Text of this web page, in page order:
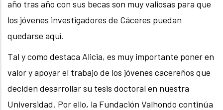
año tras año con sus becas son muy valiosas para que
los jóvenes investigadores de Cáceres puedan
quedarse aquí.
Tal y como destaca Alicia, es muy importante poner en
valor y apoyar el trabajo de los jóvenes cacereños que
deciden desarrollar su tesis doctoral en nuestra
Universidad. Por ello, la Fundación Valhondo continúa